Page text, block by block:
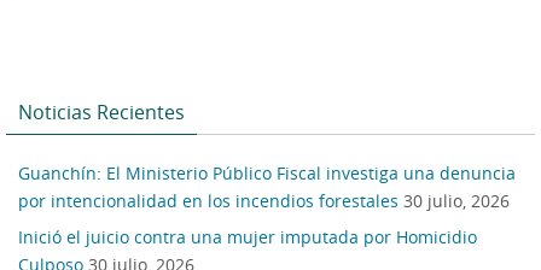
Noticias Recientes
Guanchín: El Ministerio Público Fiscal investiga una denuncia
por intencionalidad en los incendios forestales 30 julio, 2026
Inició el juicio contra una mujer imputada por Homicidio
Culposo 30 julio, 2026